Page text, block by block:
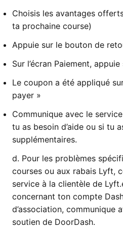
Choisis les avantages
ta prochaine course)
Appuie sur le bouton de
Sur l’écran Paiement,
Le coupon a été appliqué
payer »
Communique avec le
tu as besoin d’aide ou si tu
supplémentaires.
d. Pour les problèmes
courses ou aux rabais Lyft,
service à la clientèle de
concernant ton compte
d’association, communique
soutien de DoorDash.